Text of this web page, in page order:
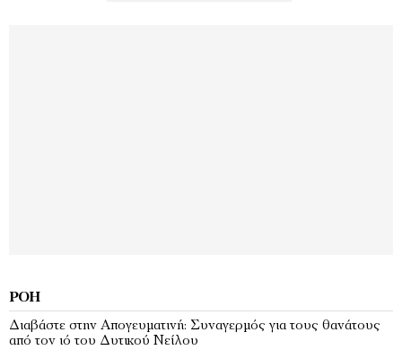
ΡΟΉ
Διαβάστε στην Απογευματινή: Συναγερμός για τους θανάτους
από τον ιό του Δυτικού Νείλου